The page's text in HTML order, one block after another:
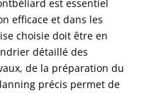
est essentiel
efficace et dans les
choisie doit être en
détaillé des
de la préparation du
précis permet de